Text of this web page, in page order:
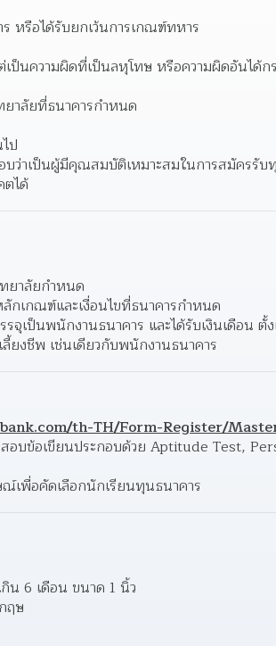
หรือได้รับยกเว้นการเกณฑ์ทหาร
ป็นความผิดที่เป็นลหุโทษ หรือความผิดอันได้ก
ยาลัยที่ธนาคารกำหนด
ป
บว่าเป็นผู้มีคุณสมบัติเหมาะสมในการสมัครรั
ตได้
ยาลัยกำหนด
กเกณฑ์และเงื่อนไขที่ธนาคารกำหนด
ป็นพนักงานธนาคาร และได้รับเงินเดือน ตั้ง
ยงชีพ เช่นเดียวกับพนักงานธนาคาร
th-TH/Form-Register/
อบข้อเขียนประกอบด้วย Aptitude Test,
เพื่อคัดเลือกนักเรียนทุนธนาคาร
น 6 เดือน ขนาด 1 นิ้ว
ฤษ